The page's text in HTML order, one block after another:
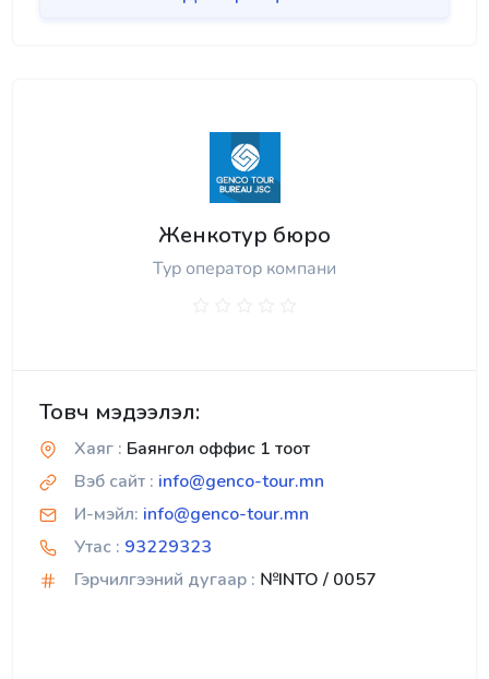
Женкотур бюро
Тур оператор компани
Товч мэдээлэл:
Хаяг : Баянгол оффис 1 тоот
Вэб сайт : info@genco-tour.mn
И-мэйл: info@genco-tour.mn
Утас : 93229323
Гэрчилгээний дугаар : №INTO / 0057